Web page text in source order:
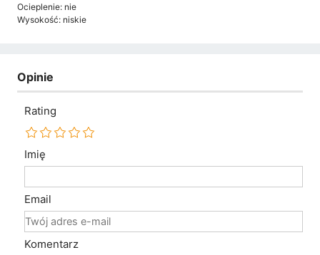
Ocieplenie: nie
Wysokość: niskie
Opinie
Rating
Imię
Email
Komentarz